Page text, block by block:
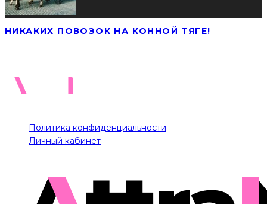
НИКАКИХ ПОВОЗОК НА КОННОЙ ТЯГЕ!
Политика конфиденциальности
Личный кабинет